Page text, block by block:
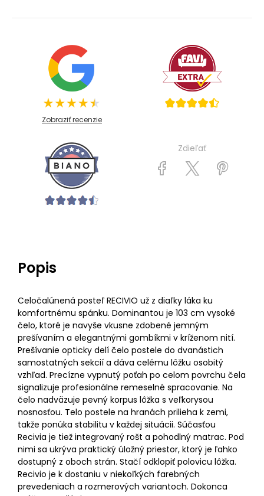
Zobraziť recenzie
Zdieľať
Popis
Celočalúnená posteľ RECIVIO už z diaľky láka ku
komfortnému spánku. Dominantou je 103 cm vysoké
čelo, ktoré je navyše vkusne zdobené jemným
prešívaním a elegantnými gombíkmi v kríženom nití.
Prešívanie opticky delí čelo postele do dvanástich
samostatných sekcií a dáva celému lôžku osobitý
vzhľad. Precízne vypnutý poťah po celom povrchu čela
signalizuje profesionálne remeselné spracovanie. Na
čelo nadväzuje pevný korpus lôžka s veľkorysou
nosnosťou. Telo postele na hranách prilieha k zemi,
takže ponúka stabilitu v každej situácii. Súčasťou
Recivia je tiež integrovaný rošt a pohodlný matrac. Pod
nimi sa ukrýva praktický úložný priestor, ktorý je ľahko
dostupný z oboch strán. Stačí odklopiť polovicu lôžka.
Recivio je k dostaniu v niekoľkých farebných
prevedeniach a rozmerových variantoch. Dokonca